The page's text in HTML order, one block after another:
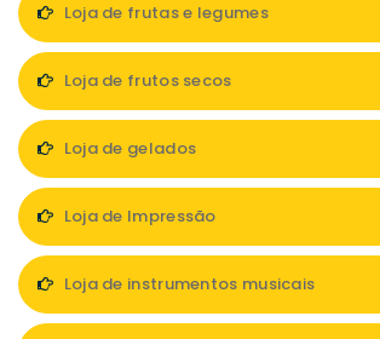
Loja de frutas e legumes
Loja de frutos secos
Loja de gelados
Loja de Impressão
Loja de instrumentos musicais